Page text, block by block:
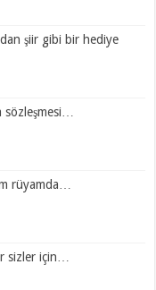
şiir gibi bir hediye
rüyamda…
sizler için…